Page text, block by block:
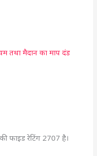
तथा मैदान का माप दंड
फाइड रेटिंग 2707 है।